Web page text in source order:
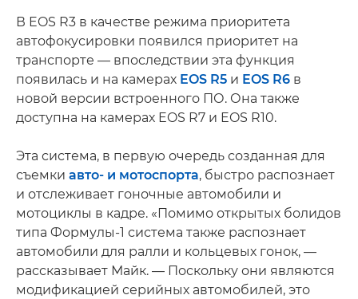
В EOS R3 в качестве режима приоритета
автофокусировки появился приоритет на
транспорте — впоследствии эта функция
появилась и на камерах EOS R5 и EOS R6 в
новой версии встроенного ПО. Она также
доступна на камерах EOS R7 и EOS R10.
Эта система, в первую очередь созданная для
съемки авто- и мотоспорта, быстро распознает
и отслеживает гоночные автомобили и
мотоциклы в кадре. «Помимо открытых болидов
типа Формулы-1 система также распознает
автомобили для ралли и кольцевых гонок, —
рассказывает Майк. — Поскольку они являются
модификацией серийных автомобилей, это